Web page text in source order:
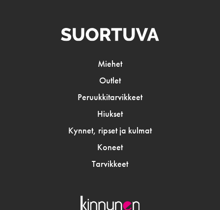
Miehet
Outlet
Peruukkitarvikkeet
Hiukset
Kynnet, ripset ja kulmat
Koneet
Tarvikkeet